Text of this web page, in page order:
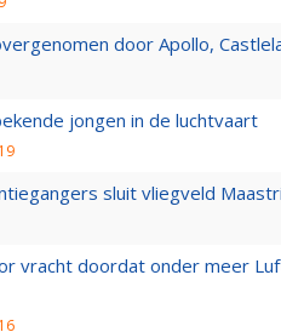
door Apollo,
jongen in de luchtvaart
sluit vliegveld
vracht doordat onder meer